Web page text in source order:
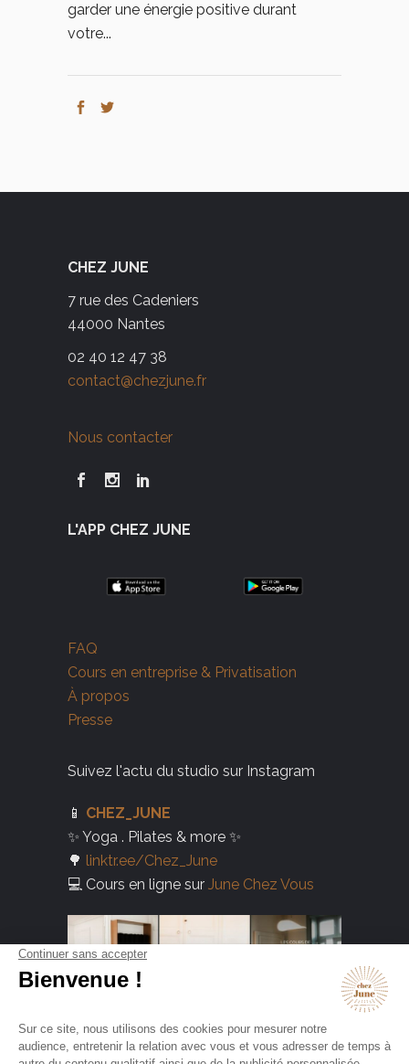
garder une énergie positive durant
votre...
CHEZ JUNE
7 rue des Cadeniers
44000 Nantes
02 40 12 47 38
contact@chezjune.fr
Nous contacter
L'APP CHEZ JUNE
FAQ
Cours en entreprise & Privatisation
À propos
Presse
Suivez l'actu du studio sur Instagram
📱 CHEZ_JUNE
✨ Yoga . Pilates & more ✨
🌳 linktr.ee/Chez_June
💻 Cours en ligne sur June Chez Vous